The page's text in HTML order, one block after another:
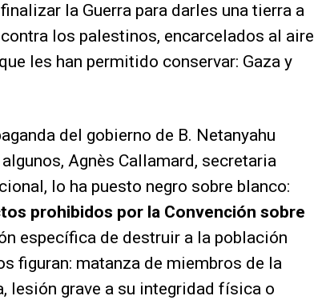
la Guerra para darles una tierra a
los palestinos, encarcelados al aire
les han permitido conservar: Gaza y
del gobierno de B. Netanyahu
Agnès Callamard, secretaria
lo ha puesto negro sobre blanco:
prohibidos por la Convención sobre
específica de destruir a la población
figuran: matanza de miembros de la
lesión grave a su integridad física o